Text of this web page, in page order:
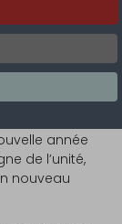
et à la
vous invite
nous
avec
année
de l’unité,
nouveau